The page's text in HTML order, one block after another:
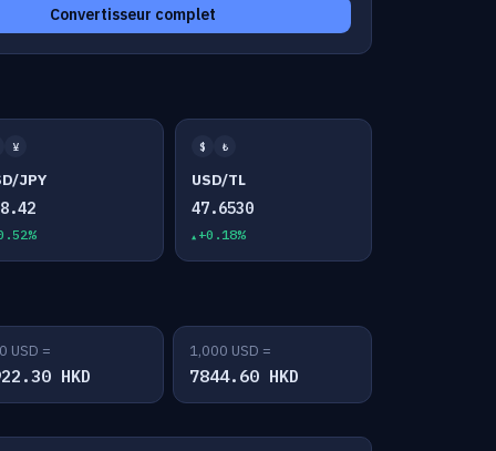
Convertisseur complet
¥
JPY
$ ₺
USD/TL
47.6530
+0.18%
USD =
HKD
1,000 USD =
7844.60 HKD